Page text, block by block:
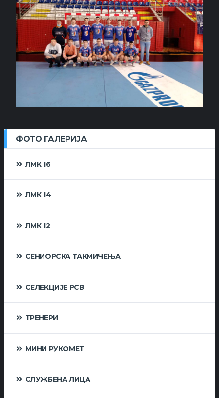
ФОТО ГАЛЕРИЈА
ЛМК 16
ЛМК 14
ЛМК 12
СЕНИОРСКА ТАКМИЧЕЊА
СЕЛЕКЦИЈЕ РСВ
ТРЕНЕРИ
МИНИ РУКОМЕТ
СЛУЖБЕНА ЛИЦА